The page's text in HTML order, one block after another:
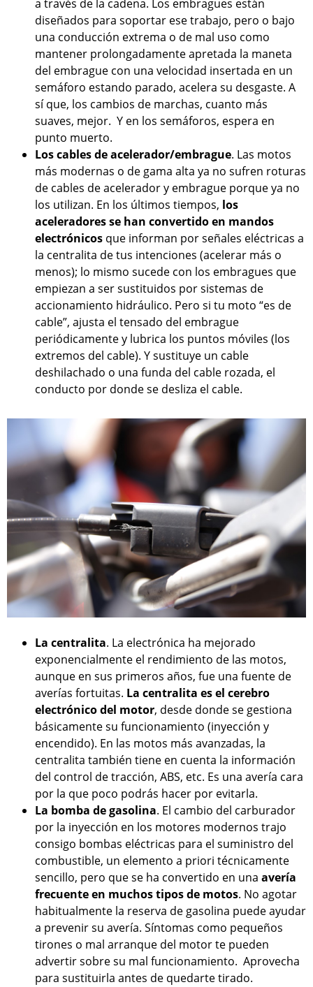
a través de la cadena. Los embragues están
diseñados para soportar ese trabajo, pero o bajo
una conducción extrema o de mal uso como
mantener prolongadamente apretada la maneta
del embrague con una velocidad insertada en un
semáforo estando parado, acelera su desgaste. A
sí que, los cambios de marchas, cuanto más
suaves, mejor. Y en los semáforos, espera en
punto muerto.
Los cables de acelerador/embrague. Las motos
más modernas o de gama alta ya no sufren roturas
de cables de acelerador y embrague porque ya no
los utilizan. En los últimos tiempos, los
aceleradores se han convertido en mandos
electrónicos que informan por señales eléctricas a
la centralita de tus intenciones (acelerar más o
menos); lo mismo sucede con los embragues que
empiezan a ser sustituidos por sistemas de
accionamiento hidráulico. Pero si tu moto “es de
cable”, ajusta el tensado del embrague
periódicamente y lubrica los puntos móviles (los
extremos del cable). Y sustituye un cable
deshilachado o una funda del cable rozada, el
conducto por donde se desliza el cable.
La centralita. La electrónica ha mejorado
exponencialmente el rendimiento de las motos,
aunque en sus primeros años, fue una fuente de
averías fortuitas. La centralita es el cerebro
electrónico del motor, desde donde se gestiona
básicamente su funcionamiento (inyección y
encendido). En las motos más avanzadas, la
centralita también tiene en cuenta la información
del control de tracción, ABS, etc. Es una avería cara
por la que poco podrás hacer por evitarla.
La bomba de gasolina. El cambio del carburador
por la inyección en los motores modernos trajo
consigo bombas eléctricas para el suministro del
combustible, un elemento a priori técnicamente
sencillo, pero que se ha convertido en una avería
frecuente en muchos tipos de motos. No agotar
habitualmente la reserva de gasolina puede ayudar
a prevenir su avería. Síntomas como pequeños
tirones o mal arranque del motor te pueden
advertir sobre su mal funcionamiento. Aprovecha
para sustituirla antes de quedarte tirado.